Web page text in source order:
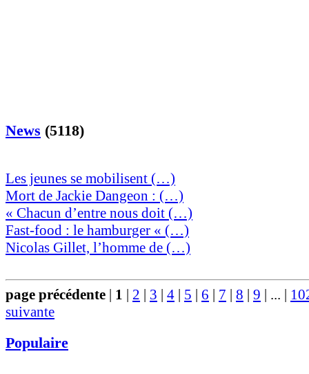
News (5118)
Les jeunes se mobilisent (…)
Mort de Jackie Dangeon : (…)
« Chacun d’entre nous doit (…)
Fast-food : le hamburger « (…)
Nicolas Gillet, l’homme de (…)
page précédente | 1 | 2 | 3 | 4 | 5 | 6 | 7 | 8 | 9 | ... |
suivante
Populaire